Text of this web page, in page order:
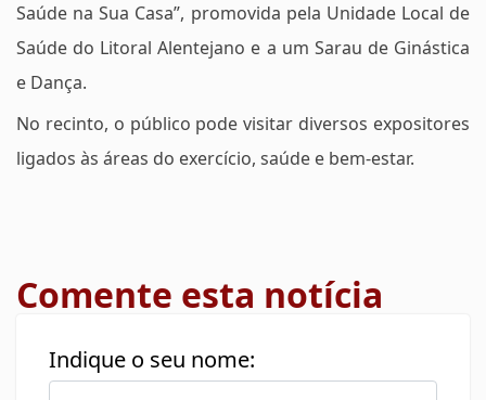
Saúde na Sua Casa”, promovida pela Unidade Local de
Saúde do Litoral Alentejano e a um Sarau de Ginástica
e Dança.
No recinto, o público pode visitar diversos expositores
ligados às áreas do exercício, saúde e bem-estar.
Comente esta notícia
Indique o seu nome: